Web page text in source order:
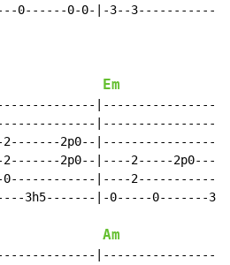
0------0-0-|-3--
Em
2p0--|-----------------
2p0--|----2-----
|----2------------
3h5-------|-0-----0-------
Am